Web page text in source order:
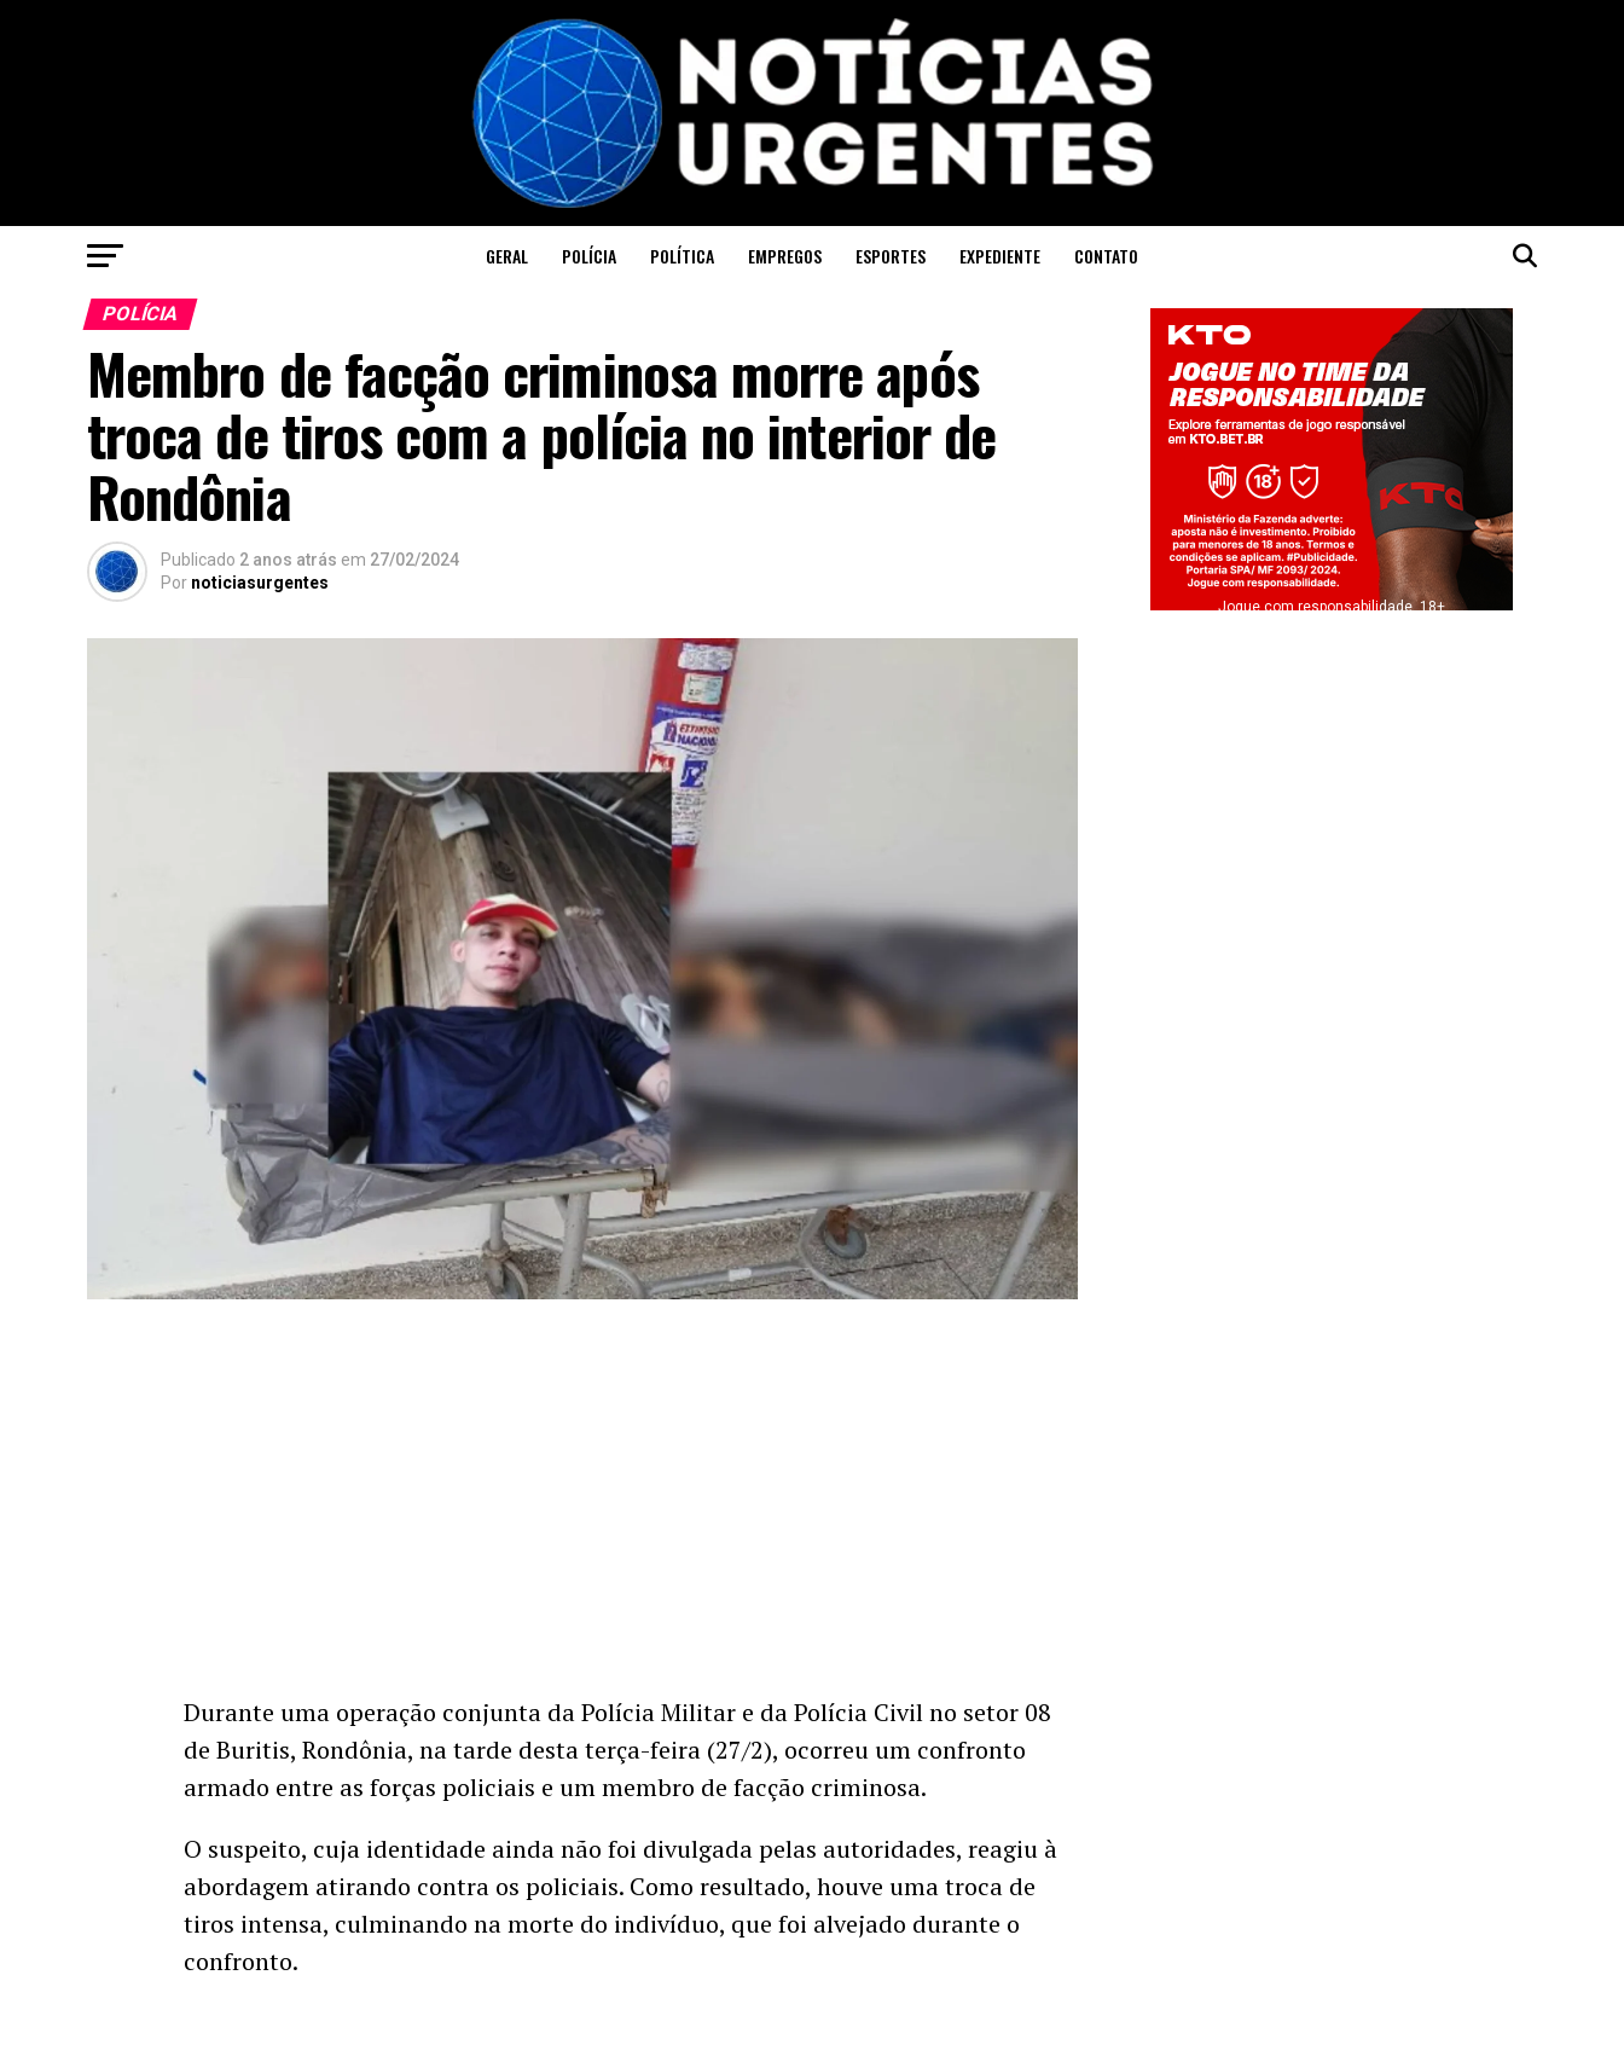
GERAL POLÍCIA POLÍTICA EMPREGOS ESPORTES EXPEDIENTE CONTATO
POLÍCIA
Membro de facção criminosa morre após
troca de tiros com a polícia no interior de
Rondônia
Publicado 2 anos atrás em 27/02/2024
Por noticiasurgentes
Durante uma operação conjunta da Polícia Militar e da Polícia Civil no setor 08
de Buritis, Rondônia, na tarde desta terça-feira (27/2), ocorreu um confronto
armado entre as forças policiais e um membro de facção criminosa.
O suspeito, cuja identidade ainda não foi divulgada pelas autoridades, reagiu à
abordagem atirando contra os policiais. Como resultado, houve uma troca de
tiros intensa, culminando na morte do indivíduo, que foi alvejado durante o
confronto.
Jogue com responsabilidade. 18+